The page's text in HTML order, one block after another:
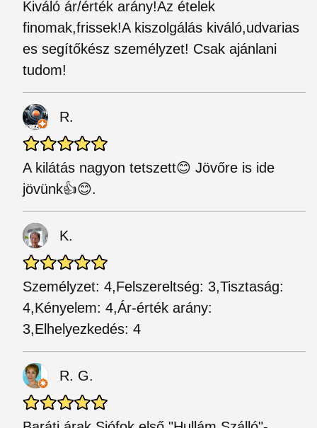
Kiváló ár/érték arány!Az ételek
finomak,frissek!A kiszolgálás kiváló,udvarias
es segítőkész személyzet! Csak ajánlani
tudom!
R.
A kilátás nagyon tetszett😊 Jövőre is ide
jövünk👍😊.
K.
Személyzet: 4,Felszereltség: 3,Tisztaság:
4,Kényelem: 4,Ár-érték arány:
3,Elhelyezkedés: 4
R. G.